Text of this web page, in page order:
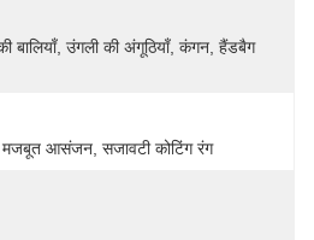
बालियाँ, उंगली की अंगूठियाँ, कंगन, हैंडबैग
आसंजन, सजावटी कोटिंग रंग